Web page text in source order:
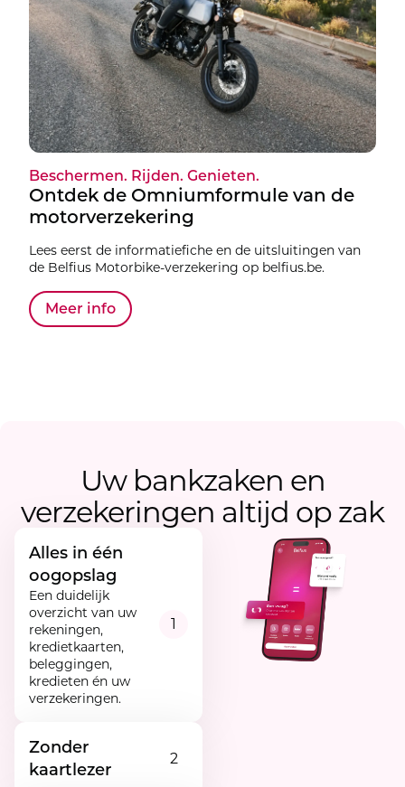
Beschermen. Rijden. Genieten.
Ontdek de Omniumformule van de
motorverzekering
Lees eerst de informatiefiche en de uitsluitingen van
de Belfius Motorbike-verzekering op belfius.be.
Meer info
Uw bankzaken en
verzekeringen altijd op zak
Alles in één
oogopslag
Een duidelijk
overzicht van uw
rekeningen,
kredietkaarten,
beleggingen,
kredieten én uw
verzekeringen.
1
Zonder
kaartlezer
2